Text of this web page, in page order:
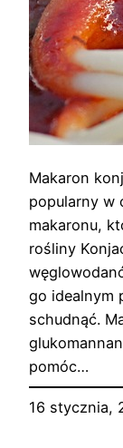
Makaron
popularny w
makaronu,
rośliny
go idealnym
schudnąć.
pomóc…
16 stycznia,